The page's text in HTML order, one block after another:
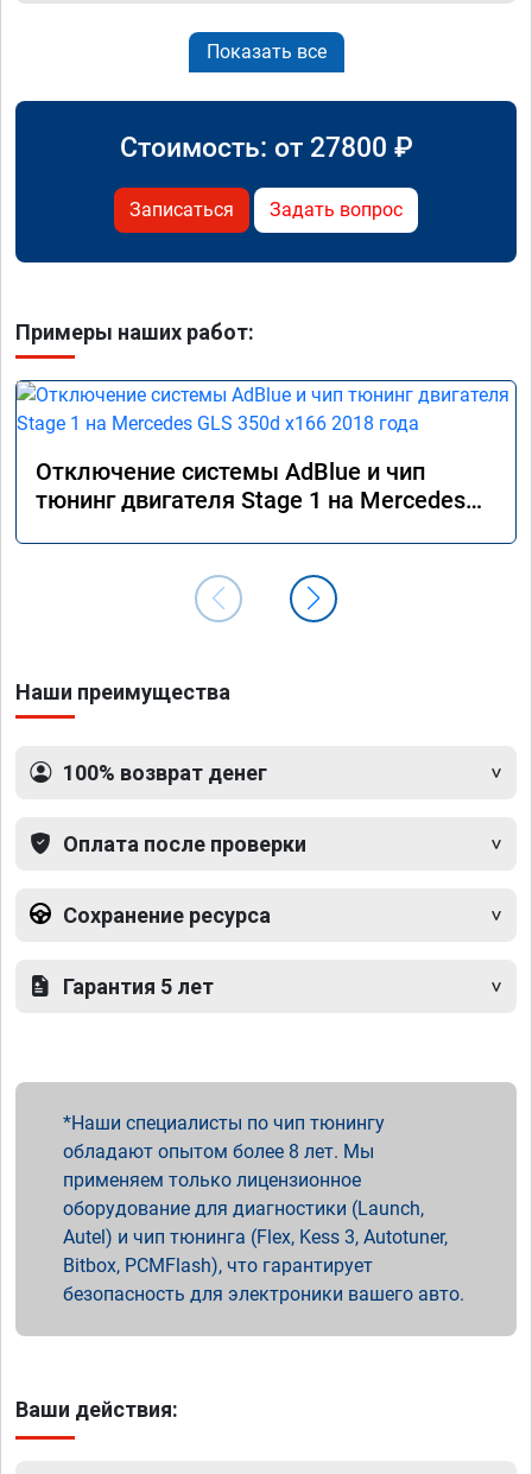
Показать все
Стоимость: от 27800 ₽
Записаться Задать вопрос
Примеры наших работ:
Отключение системы AdBlue и чип
тюнинг двигателя Stage 1 на Mercedes
Наши преимущества
100% возврат денег
Оплата после проверки
Сохранение ресурса
Гарантия 5 лет
Наши специалисты по чип тюнингу
обладают опытом более 8 лет. Мы
применяем только лицензионное
оборудование для диагностики (Launch,
Autel) и чип тюнинга (Flex, Kess 3, Autotuner,
Bitbox, PCMFlash), что гарантирует
безопасность для электроники вашего авто.
Ваши действия: